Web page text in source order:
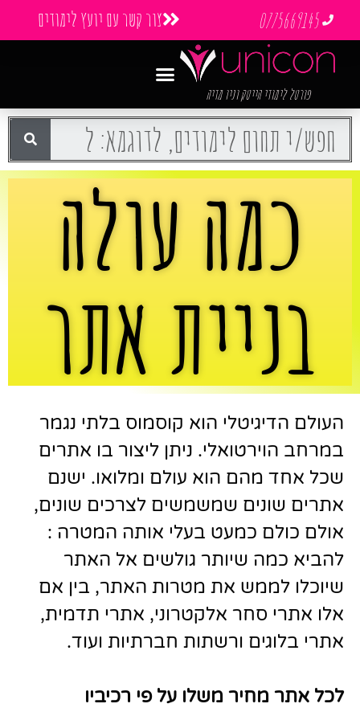
0775669145 צור קשר עם יועץ לימודים
פורטל לימודי הייטק וניו מדיה
כמה עולה
בניית אתר
העולם הדיגיטלי הוא קוסמוס בלתי נגמר
במרחב הוירטואלי. ניתן ליצור בו אתרים
שכל אחד מהם הוא עולם ומלואו. ישנם
אתרים שונים שמשמשים לצרכים שונים,
אולם כולם כמעט בעלי אותה המטרה :
להביא כמה שיותר גולשים אל האתר
שיוכלו לממש את מטרות האתר, בין אם
אלו אתרי סחר אלקטרוני, אתרי תדמית,
אתרי בלוגים ורשתות חברתיות ועוד.
לכל אתר מחיר משלו על פי רכיביו